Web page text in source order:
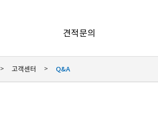
견적문의
> 고객센터 > Q&A